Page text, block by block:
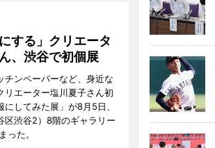
する」クリエータ
、渋谷で初個展
チンペーパーなど、身近な
リエーター塩川夏子さん初
してみた展」が8月5日、
区渋谷2）8階のギャラリー
った。